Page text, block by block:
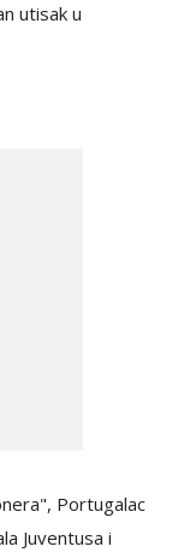
utisak u
Portugalac
Juventusa i